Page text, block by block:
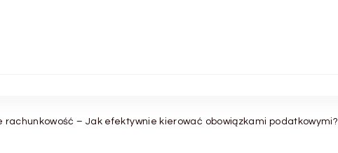
rachunkowość – Jak efektywnie kierować obowiązkami podatkowymi?